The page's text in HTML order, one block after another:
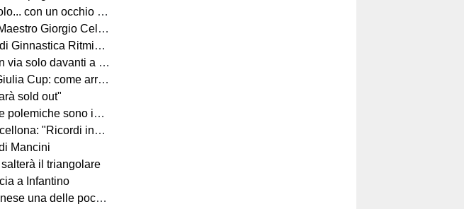
sempre al MERCATO
Giorgio Celiberti
ci sarà Tara Dragas
Portiere? Stiamo lavorando"
Barcellona e Nottingham?
sold out"
sono inutili"
"Ricordi indelebili"
Mancini
il triangolare
a Infantino
delle poche eccezioni